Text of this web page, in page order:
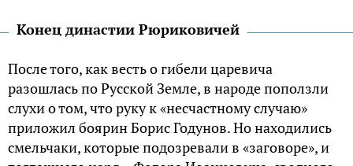
Конец династии Рюриковичей
После того, как весть о гибели царевича
разошлась по Русской Земле, в народе поползли
слухи о том, что руку к «несчастному случаю»
приложил боярин Борис Годунов. Но находились
смельчаки, которые подозревали в «заговоре», и